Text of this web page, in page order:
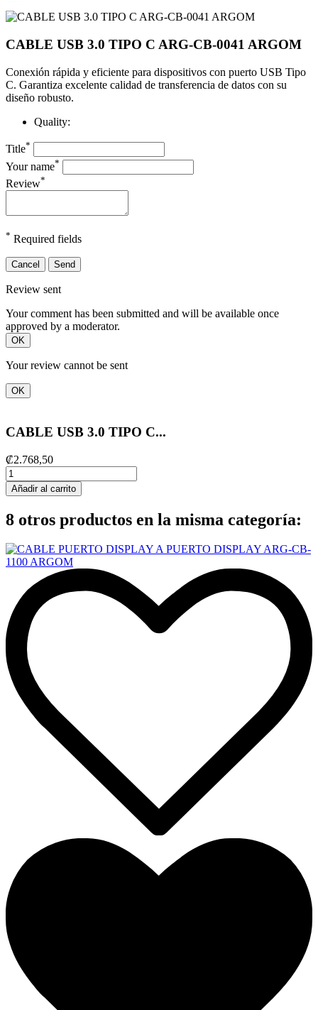
CABLE USB 3.0 TIPO C ARG-CB-0041 ARGOM
Conexión rápida y eficiente para dispositivos con puerto USB Tipo
C. Garantiza excelente calidad de transferencia de datos con su
diseño robusto.
Quality:
Title*
Your name*
Review*
* Required fields
Cancel Send
Review sent
Your comment has been submitted and will be available once
approved by a moderator.
OK
Your review cannot be sent
OK
CABLE USB 3.0 TIPO C...
₡2.768,50
Añadir al carrito
8 otros productos en la misma categoría: